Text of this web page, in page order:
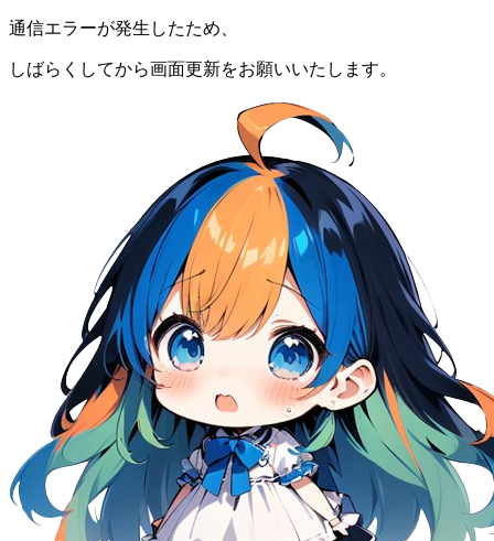
通信エラーが発生したため、
しばらくしてから画面更新をお願いいたします。